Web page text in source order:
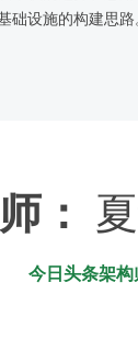
础设施的构建思路
：
今日头条架构